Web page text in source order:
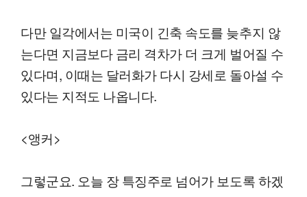
다만 일각에서는 미국이 긴축 속도를 늦추지 않
는다면 지금보다 금리 격차가 더 크게 벌어질 수
있다며, 이때는 달러화가 다시 강세로 돌아설 수
있다는 지적도 나옵니다.
<앵커>
그렇군요. 오늘 장 특징주로 넘어가 보도록 하겠